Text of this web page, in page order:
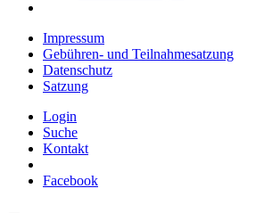
Impressum
Gebühren- und Teilnahmesatzung
Datenschutz
Satzung
Login
Suche
Kontakt
Facebook